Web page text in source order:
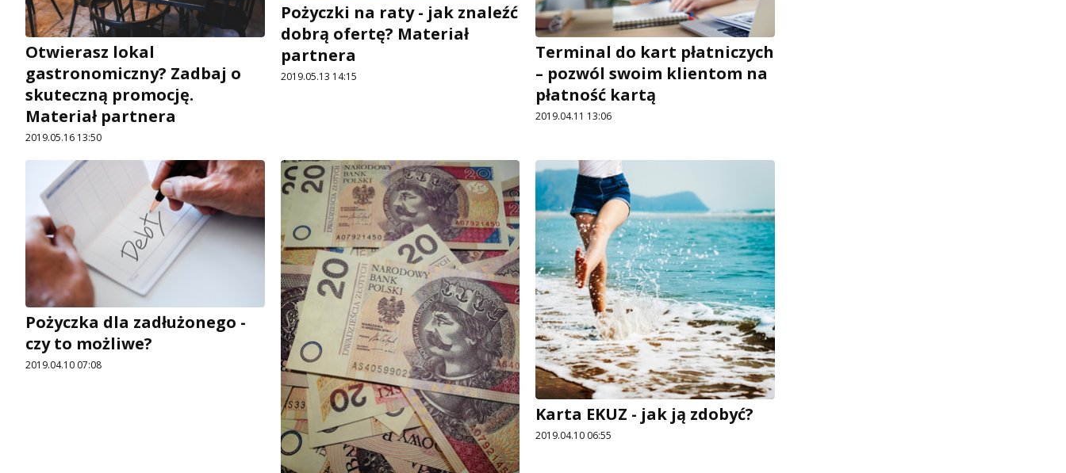
Otwierasz lokal
gastronomiczny? Zadbaj o
skuteczną promocję.
Materiał partnera
2019.05.16 13:50
Pożyczki na raty - jak znaleźć
dobrą ofertę? Materiał
partnera
2019.05.13 14:15
Terminal do kart płatniczych
– pozwól swoim klientom na
płatność kartą
2019.04.11 13:06
Pożyczka dla zadłużonego -
czy to możliwe?
2019.04.10 07:08
Karta EKUZ - jak ją zdobyć?
2019.04.10 06:55